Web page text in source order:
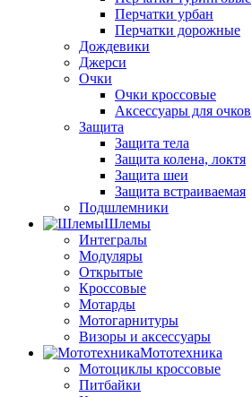
Перчатки урбан
Перчатки дорожные
Дождевики
Джерси
Очки
Очки кроссовые
Аксессуары для очков
Защита
Защита тела
Защита колена, локтя
Защита шеи
Защита встраиваемая
Подшлемники
Шлемы
Интегралы
Модуляры
Открытые
Кроссовые
Мотарды
Мотогарнитуры
Визоры и аксессуары
Мототехника
Мотоциклы кроссовые
Питбайки